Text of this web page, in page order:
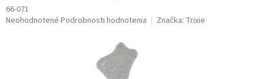
66-071
Priemerné
Neohodnotené Podrobnosti hodnotenia Značka: Trixie